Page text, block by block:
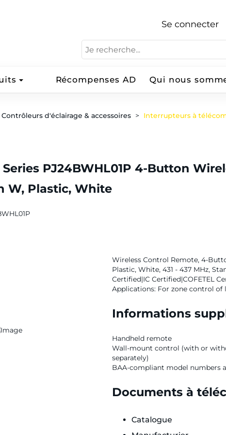
Se connecter
Récompenses AD Qui nous
Contrôleurs d'éclairage & accessoires Interrupteurs à
PJ24BWHL01P 4-Button
W, Plastic, White
Wireless Control Remote, 4-
Plastic, White, 431 - 437 MHz,
Certified|IC Certified|COFETEL
Applications: For zone control of
Informations
Handheld remote
Wall-mount control (with or
separately)
BAA-compliant model numbers
Documents à
Catalogue